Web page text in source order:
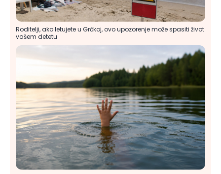
Roditelji, ako letujete u Grčkoj, ovo upozorenje može spasiti život
vašem detetu